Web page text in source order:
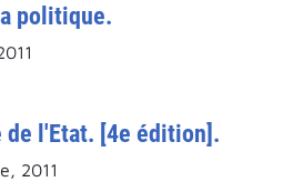
politique.
de l'Etat. [4e édition].
2011